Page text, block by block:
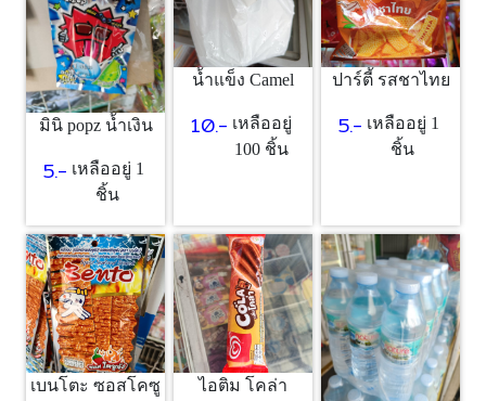
มินิ popz น้ำเงิน
5.- เหลืออยู่ 1
ชิ้น
น้ำแข็ง Camel
10.- เหลืออยู่
100 ชิ้น
ปาร์ตี้ รสชาไทย
5.- เหลืออยู่ 1
ชิ้น
เบนโตะ ซอสโคซู
ไอติม โคล่า